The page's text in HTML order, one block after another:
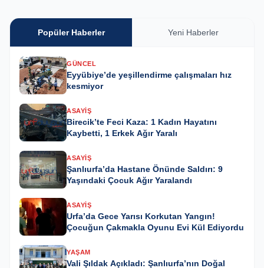
Popüler Haberler Yeni Haberler
GÜNCEL
Eyyübiye’de yeşillendirme çalışmaları hız
kesmiyor
ASAYIŞ
Birecik’te Feci Kaza: 1 Kadın Hayatını
Kaybetti, 1 Erkek Ağır Yaralı
ASAYIŞ
Şanlıurfa’da Hastane Önünde Saldırı: 9
Yaşındaki Çocuk Ağır Yaralandı
ASAYIŞ
Urfa’da Gece Yarısı Korkutan Yangın!
Çocuğun Çakmakla Oyunu Evi Kül Ediyordu
YAŞAM
Vali Şıldak Açıkladı: Şanlıurfa’nın Doğal